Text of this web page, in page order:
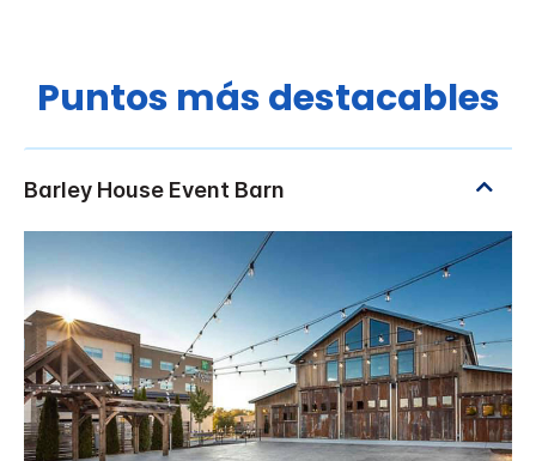
Puntos más destacables